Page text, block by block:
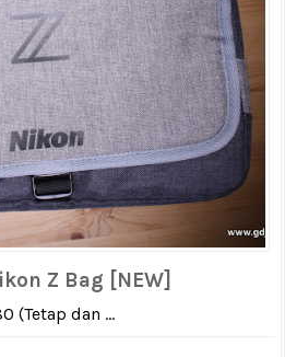
Z Bag [NEW]
(Tetap dan ...